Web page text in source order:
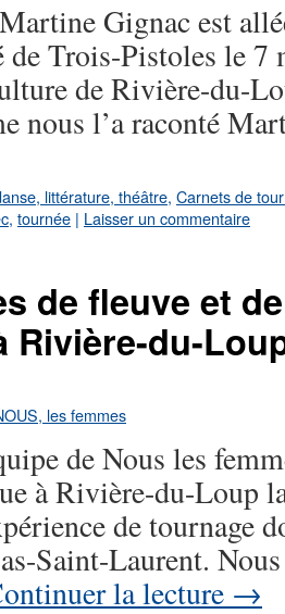
Gignac est
de Trois-Pistoles le 7
de Rivière-du-
nous l’a raconté
littérature, théâtre, Carnets de
, tournée | Laisser un commentaire
de fleuve et
Rivière-du-
les femmes
de Nous les
à Rivière-du-Loup
de tournage
Saint-Laurent.
la lecture →